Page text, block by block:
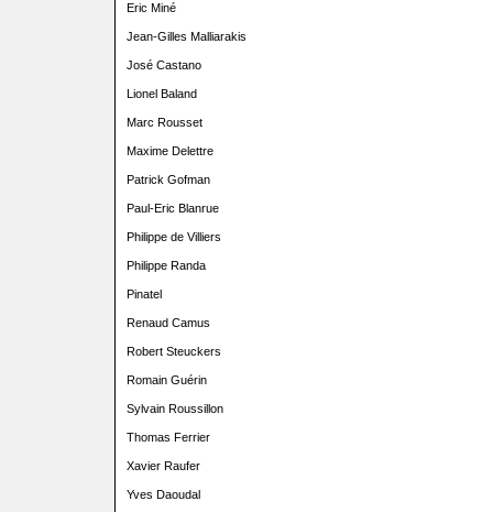
Eric Miné
Jean-Gilles Malliarakis
José Castano
Lionel Baland
Marc Rousset
Maxime Delettre
Patrick Gofman
Paul-Eric Blanrue
Philippe de Villiers
Philippe Randa
Pinatel
Renaud Camus
Robert Steuckers
Romain Guérin
Sylvain Roussillon
Thomas Ferrier
Xavier Raufer
Yves Daoudal